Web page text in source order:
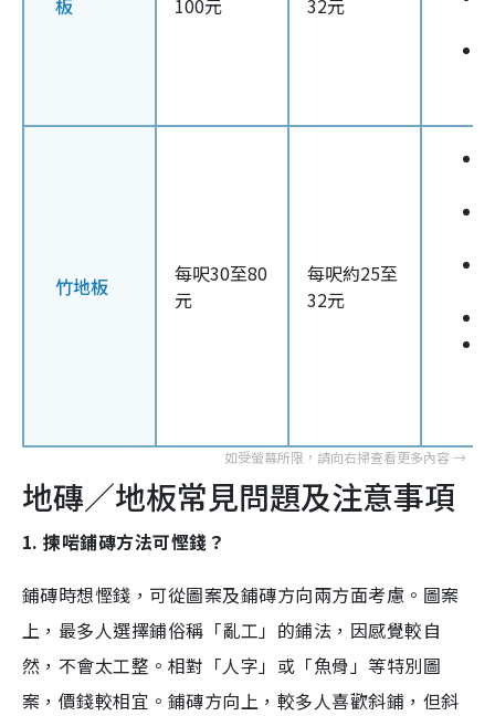
板 100元 32元
竹地板
每呎30至80
元
每呎約25至
32元
地磚／地板常見問題及注意事項
1. 揀啱鋪磚方法可慳錢？
鋪磚時想慳錢，可從圖案及鋪磚方向兩方面考慮。圖案
上，最多人選擇鋪俗稱「亂工」的鋪法，因感覺較自
然，不會太工整。相對「人字」或「魚骨」等特別圖
案，價錢較相宜。鋪磚方向上，較多人喜歡斜鋪，但斜